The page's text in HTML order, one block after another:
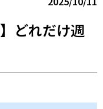
どれだけ週